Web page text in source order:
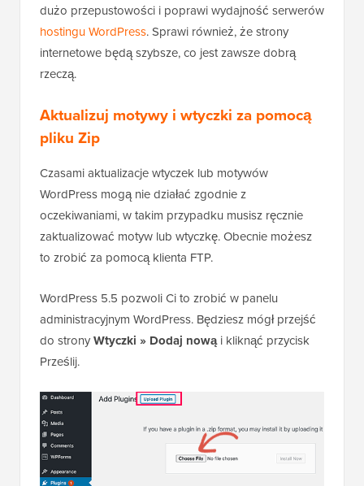
dużo przepustowości i poprawi wydajność serwerów
hostingu WordPress. Sprawi również, że strony
internetowe będą szybsze, co jest zawsze dobrą
rzeczą.
Aktualizuj motywy i wtyczki za pomocą
pliku Zip
Czasami aktualizacje wtyczek lub motywów
WordPress mogą nie działać zgodnie z
oczekiwaniami, w takim przypadku musisz ręcznie
zaktualizować motyw lub wtyczkę. Obecnie możesz
to zrobić za pomocą klienta FTP.
WordPress 5.5 pozwoli Ci to zrobić w panelu
administracyjnym WordPress. Będziesz mógł przejść
do stronyWtyczki » Dodaj nowąi kliknąć przycisk
Prześlij.